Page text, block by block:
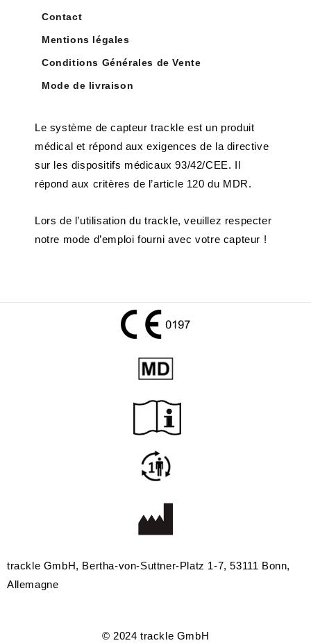
Contact
Mentions légales
Conditions Générales de Vente
Mode de livraison
Le système de capteur trackle est un produit
médical et répond aux exigences de la directive
sur les dispositifs médicaux 93/42/CEE. Il
répond aux critères de l’article 120 du MDR.
Lors de l’utilisation du trackle, veuillez respecter
notre mode d’emploi fourni avec votre capteur !
trackle GmbH, Bertha-von-Suttner-Platz 1-7, 53111 Bonn,
Allemagne
© 2024 trackle GmbH